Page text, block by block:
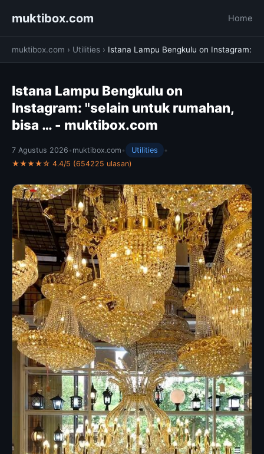
muktibox.com Home
muktibox.com › Utilities › Istana Lampu Bengkulu on Instagram:
Istana Lampu Bengkulu on
Instagram: "selain untuk rumahan,
bisa … - muktibox.com
7 Agustus 2026 • muktibox.com • Utilities
•
★★★★☆ 4.4/5 (654225 ulasan)